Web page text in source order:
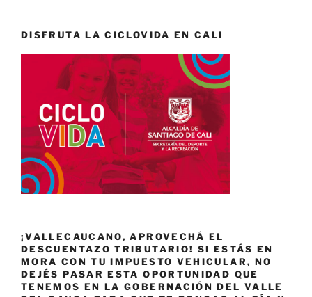
DISFRUTA LA CICLOVIDA EN CALI
¡VALLECAUCANO, APROVECHÁ EL
DESCUENTAZO TRIBUTARIO! SI ESTÁS EN
MORA CON TU IMPUESTO VEHICULAR, NO
DEJÉS PASAR ESTA OPORTUNIDAD QUE
TENEMOS EN LA GOBERNACIÓN DEL VALLE